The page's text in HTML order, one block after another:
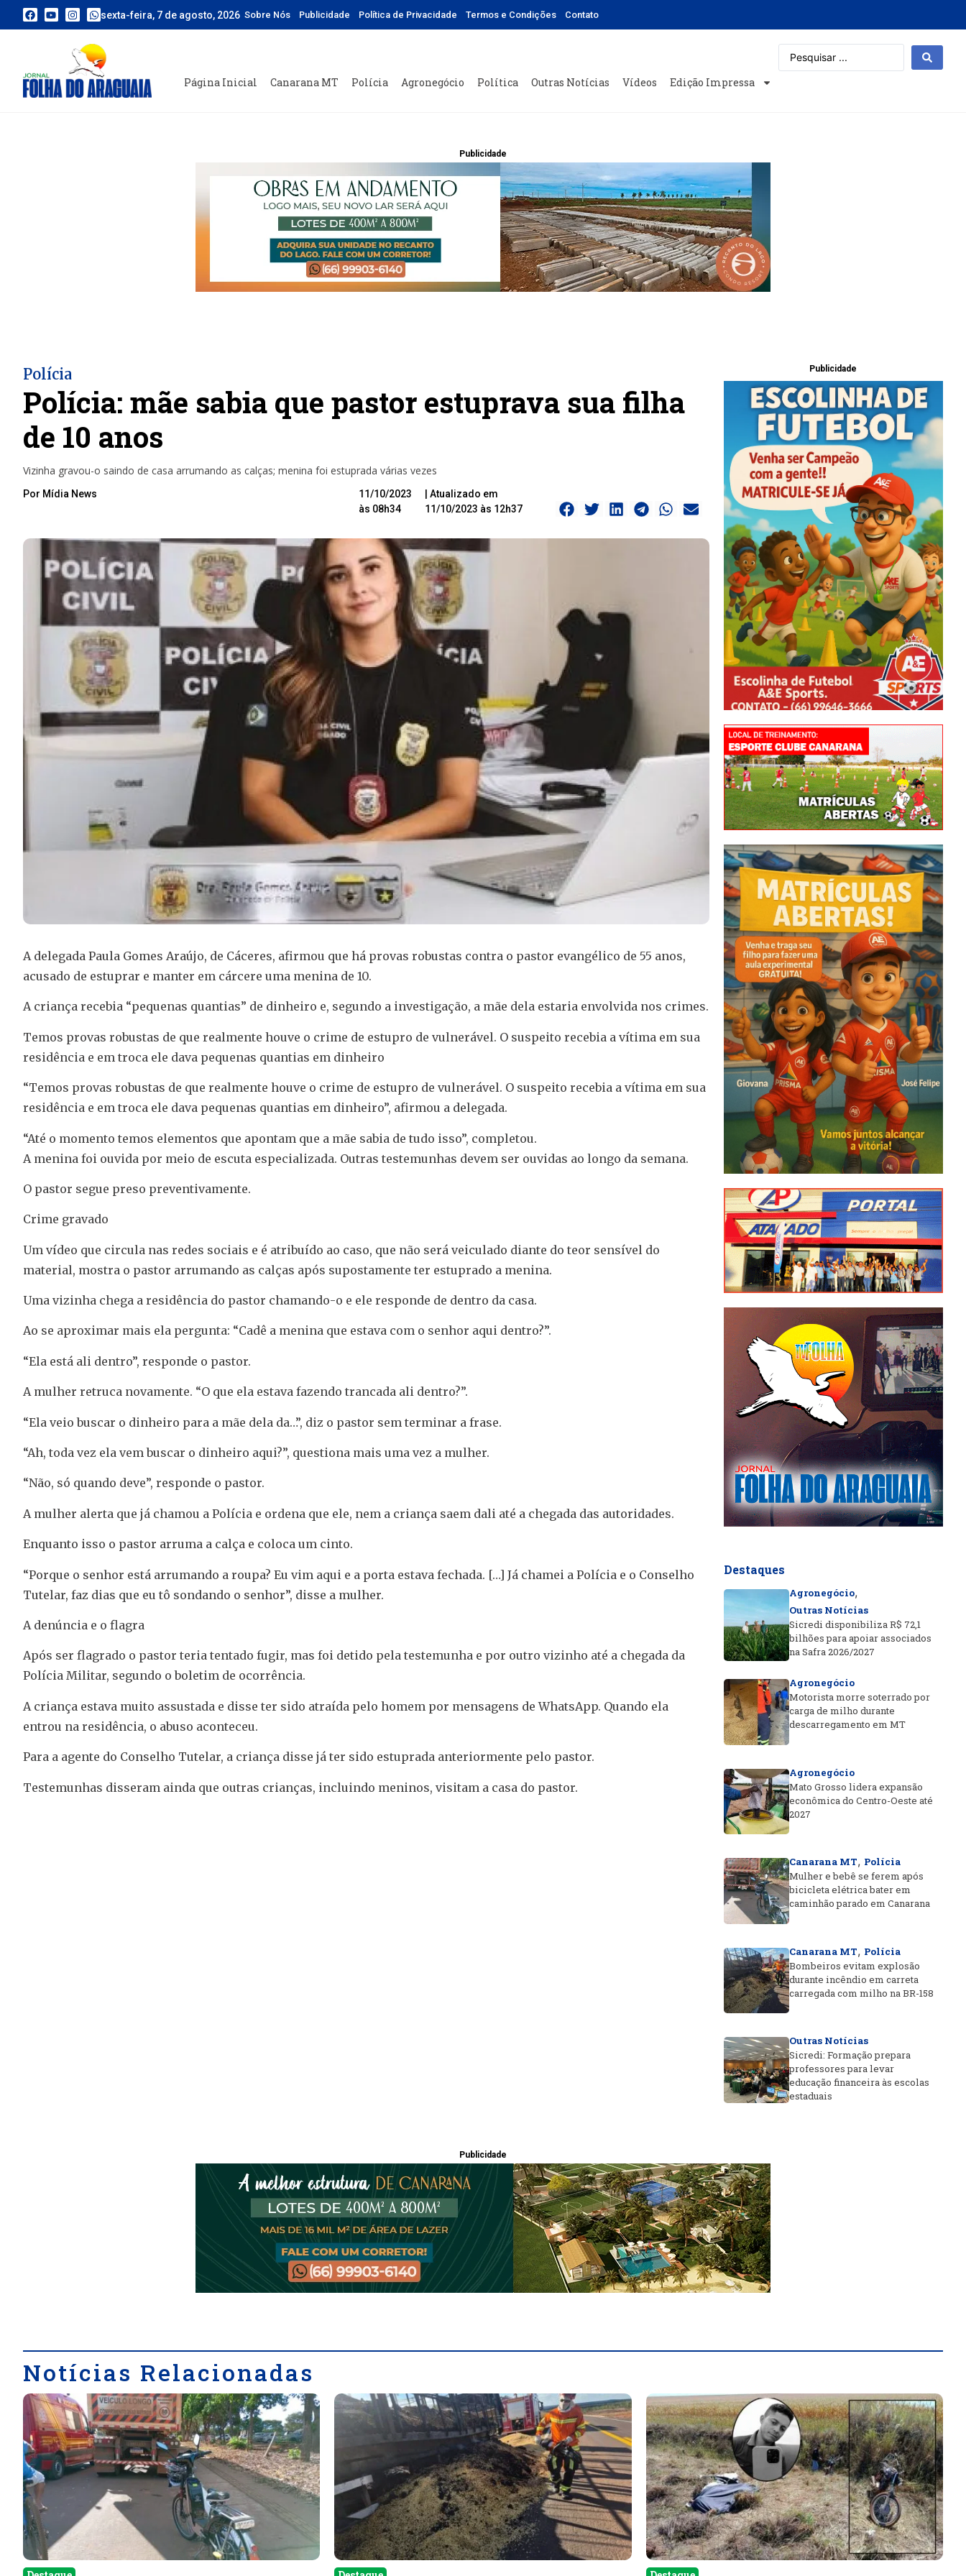
sexta-feira, 7 de agosto, 2026 Sobre Nós Publicidade Política de Privacidade Termos e Condições Contato
Página Inicial Canarana MT Polícia Agronegócio Política Outras Notícias Vídeos Edição Impressa
Publicidade
Polícia
Polícia: mãe sabia que pastor estuprava sua filha
de 10 anos
Vizinha gravou-o saindo de casa arrumando as calças; menina foi estuprada várias vezes
Por Mídia News
11/10/2023
às 08h34
| Atualizado em
11/10/2023 às 12h37
A delegada Paula Gomes Araújo, de Cáceres, afirmou que há provas robustas contra o pastor evangélico de 55 anos,
acusado de estuprar e manter em cárcere uma menina de 10.
A criança recebia “pequenas quantias” de dinheiro e, segundo a investigação, a mãe dela estaria envolvida nos crimes.
Temos provas robustas de que realmente houve o crime de estupro de vulnerável. O suspeito recebia a vítima em sua
residência e em troca ele dava pequenas quantias em dinheiro
“Temos provas robustas de que realmente houve o crime de estupro de vulnerável. O suspeito recebia a vítima em sua
residência e em troca ele dava pequenas quantias em dinheiro”, afirmou a delegada.
“Até o momento temos elementos que apontam que a mãe sabia de tudo isso”, completou.
A menina foi ouvida por meio de escuta especializada. Outras testemunhas devem ser ouvidas ao longo da semana.
O pastor segue preso preventivamente.
Crime gravado
Um vídeo que circula nas redes sociais e é atribuído ao caso, que não será veiculado diante do teor sensível do
material, mostra o pastor arrumando as calças após supostamente ter estuprado a menina.
Uma vizinha chega a residência do pastor chamando-o e ele responde de dentro da casa.
Ao se aproximar mais ela pergunta: “Cadê a menina que estava com o senhor aqui dentro?”.
“Ela está ali dentro”, responde o pastor.
A mulher retruca novamente. “O que ela estava fazendo trancada ali dentro?”.
“Ela veio buscar o dinheiro para a mãe dela da…”, diz o pastor sem terminar a frase.
“Ah, toda vez ela vem buscar o dinheiro aqui?”, questiona mais uma vez a mulher.
“Não, só quando deve”, responde o pastor.
A mulher alerta que já chamou a Polícia e ordena que ele, nem a criança saem dali até a chegada das autoridades.
Enquanto isso o pastor arruma a calça e coloca um cinto.
“Porque o senhor está arrumando a roupa? Eu vim aqui e a porta estava fechada. […] Já chamei a Polícia e o Conselho
Tutelar, faz dias que eu tô sondando o senhor”, disse a mulher.
A denúncia e o flagra
Após ser flagrado o pastor teria tentado fugir, mas foi detido pela testemunha e por outro vizinho até a chegada da
Polícia Militar, segundo o boletim de ocorrência.
A criança estava muito assustada e disse ter sido atraída pelo homem por mensagens de WhatsApp. Quando ela
entrou na residência, o abuso aconteceu.
Para a agente do Conselho Tutelar, a criança disse já ter sido estuprada anteriormente pelo pastor.
Testemunhas disseram ainda que outras crianças, incluindo meninos, visitam a casa do pastor.
Publicidade
Destaques
Agronegócio,
Outras Notícias
Sicredi disponibiliza R$ 72,1
bilhões para apoiar associados
na Safra 2026/2027
Agronegócio
Motorista morre soterrado por
carga de milho durante
descarregamento em MT
Agronegócio
Mato Grosso lidera expansão
econômica do Centro-Oeste até
2027
Canarana MT, Polícia
Mulher e bebê se ferem após
bicicleta elétrica bater em
caminhão parado em Canarana
Canarana MT, Polícia
Bombeiros evitam explosão
durante incêndio em carreta
carregada com milho na BR-158
Outras Notícias
Sicredi: Formação prepara
professores para levar
educação financeira às escolas
estaduais
Publicidade
Notícias Relacionadas